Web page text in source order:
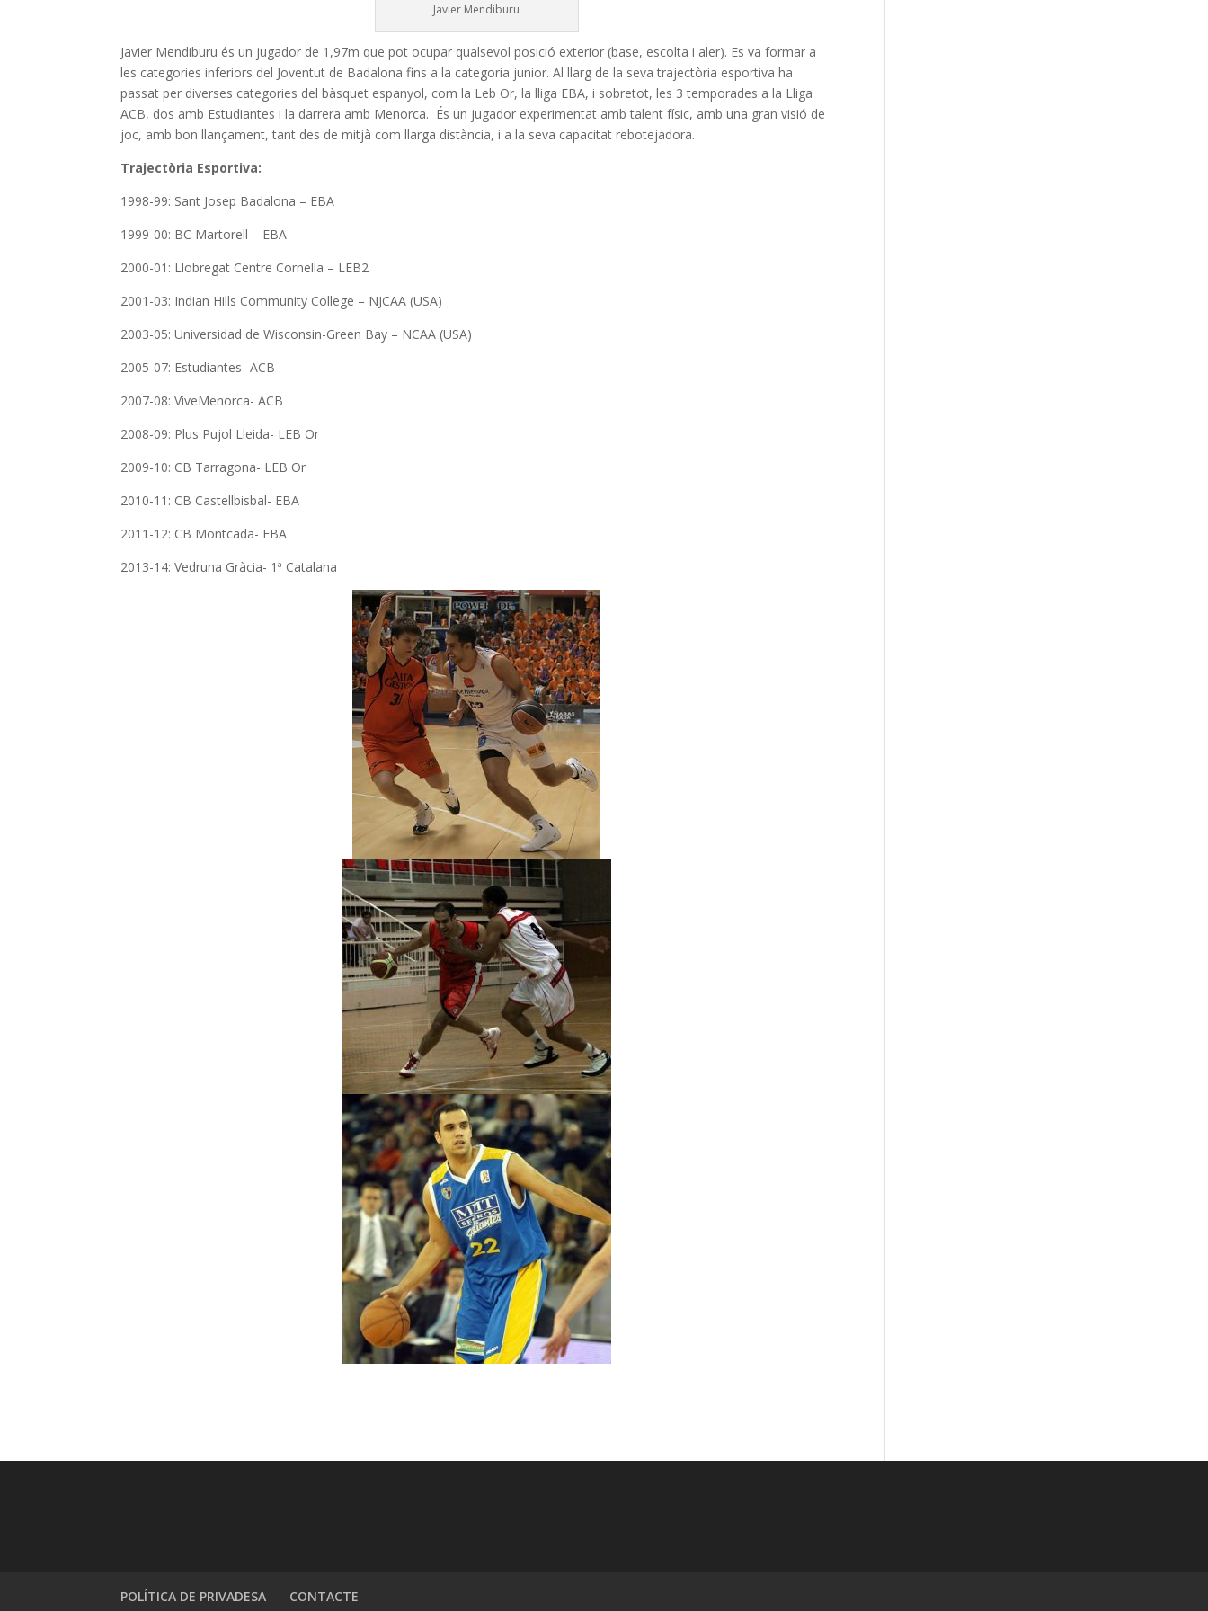
Javier Mendiburu
Javier Mendiburu és un jugador de 1,97m que pot ocupar qualsevol posició exterior (base, escolta i aler). Es va formar a
les categories inferiors del Joventut de Badalona fins a la categoria junior. Al llarg de la seva trajectòria esportiva ha
passat per diverses categories del bàsquet espanyol, com la Leb Or, la lliga EBA, i sobretot, les 3 temporades a la Lliga
ACB, dos amb Estudiantes i la darrera amb Menorca. És un jugador experimentat amb talent físic, amb una gran visió de
joc, amb bon llançament, tant des de mitjà com llarga distància, i a la seva capacitat rebotejadora.
Trajectòria Esportiva:
1998-99: Sant Josep Badalona – EBA
1999-00: BC Martorell – EBA
2000-01: Llobregat Centre Cornella – LEB2
2001-03: Indian Hills Community College – NJCAA (USA)
2003-05: Universidad de Wisconsin-Green Bay – NCAA (USA)
2005-07: Estudiantes- ACB
2007-08: ViveMenorca- ACB
2008-09: Plus Pujol Lleida- LEB Or
2009-10: CB Tarragona- LEB Or
2010-11: CB Castellbisbal- EBA
2011-12: CB Montcada- EBA
2013-14: Vedruna Gràcia- 1ª Catalana
POLÍTICA DE PRIVADESA CONTACTE